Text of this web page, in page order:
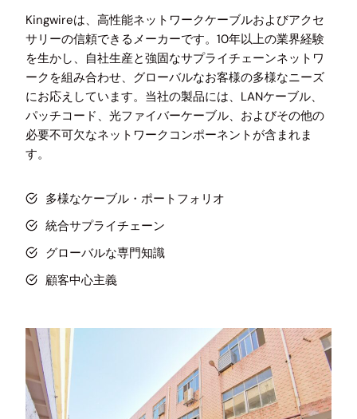
Kingwireは、高性能ネットワークケーブルおよびアクセ
サリーの信頼できるメーカーです。10年以上の業界経験
を生かし、自社生産と強固なサプライチェーンネットワ
ークを組み合わせ、グローバルなお客様の多様なニーズ
にお応えしています。当社の製品には、LANケーブル、
パッチコード、光ファイバーケーブル、およびその他の
必要不可欠なネットワークコンポーネントが含まれま
す。
多様なケーブル・ポートフォリオ
統合サプライチェーン
グローバルな専門知識
顧客中心主義